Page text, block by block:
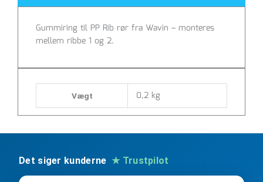
Gummiring til PP Rib rør fra Wavin – monteres
mellem ribbe 1 og 2.
Vægt 0,2 kg
Det siger kunderne ★ Trustpilot